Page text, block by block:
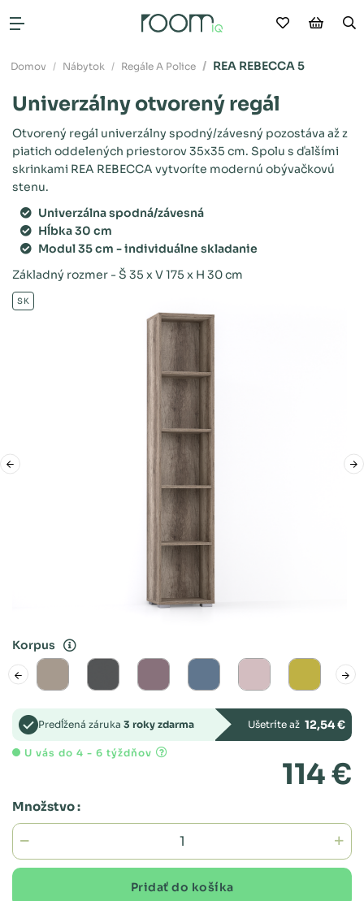
Otvoriť menu Moje
Domov Nábytok Regále A Police REA REBECCA 5
Univerzálny otvorený regál
Otvorený regál univerzálny spodný/závesný pozostáva až z
piatich oddelených priestorov 35x35 cm. Spolu s ďalšími
skrinkami REA REBECCA vytvoríte modernú obývačkovú
stenu.
Univerzálna spodná/závesná
Hĺbka 30 cm
Modul 35 cm - individuálne skladanie
Základný rozmer - Š 35 x V 175 x H 30 cm
SK
Korpus
Predĺžená záruka 3 roky zdarma Ušetríte až 12,54 €
U vás do 4 - 6 týždňov
114 €
Množstvo :
Pridať do košíka